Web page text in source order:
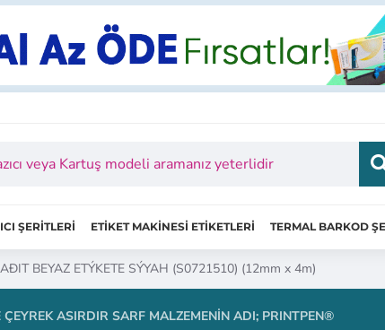
ŞERİTLERİ ETİKET MAKİNESİ ETİKETLERİ TERMAL BARKOD
BEYAZ ETÝKETE SÝYAH (S0721510) (12mm x 4m)
ÇEYREK ASIRDIR SARF MALZEMENIN ADI; PRINTPEN®